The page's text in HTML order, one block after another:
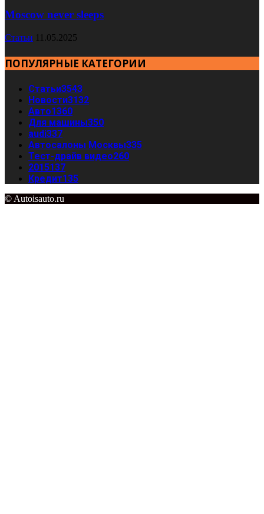
Moscow never sleeps
Статьи 11.05.2025
ПОПУЛЯРНЫЕ КАТЕГОРИИ
Статьи3543
Новости3132
Авто1360
Для машины350
audi337
Автосалоны Москвы335
Тест-драйв видео260
2015137
Кредит135
© Autoisauto.ru